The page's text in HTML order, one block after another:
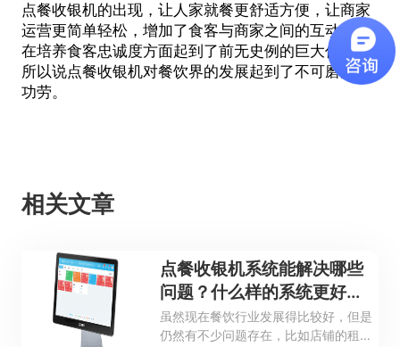
点餐收银机的出现，让人家就餐更舒适方便，让商家
运营更简单轻松，增加了食客与商家之间的互动，这
在培养食客忠诚度方面起到了前无史例的巨大作用，
所以说点餐收银机对餐饮界的发展起到了不可磨灭的
功劳。
相关文章
点餐收银机系统能解决哪些
问题？什么样的系统更好
用？
虽然现在餐饮行业发展得比较好，但是
仍然有不少问题存在，比如店铺的租金